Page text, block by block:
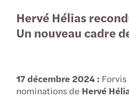
Hervé Hélias
Un nouveau cadre
17 décembre 2024 :
nominations de Hervé